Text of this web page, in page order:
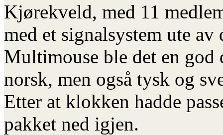
Kjørekveld, med 11
med et signalsystem ute
Multimouse ble det en
norsk, men også tysk og
Etter at klokken hadde
pakket ned igjen.